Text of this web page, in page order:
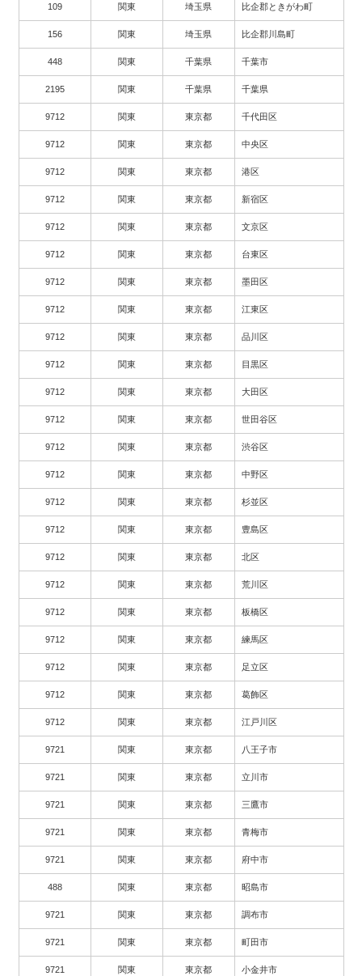
109 関東 埼玉県 比企郡ときがわ町
156 関東 埼玉県 比企郡川島町
448 関東 千葉県 千葉市
2195 関東 千葉県 千葉県
9712 関東 東京都 千代田区
9712 関東 東京都 中央区
9712 関東 東京都 港区
9712 関東 東京都 新宿区
9712 関東 東京都 文京区
9712 関東 東京都 台東区
9712 関東 東京都 墨田区
9712 関東 東京都 江東区
9712 関東 東京都 品川区
9712 関東 東京都 目黒区
9712 関東 東京都 大田区
9712 関東 東京都 世田谷区
9712 関東 東京都 渋谷区
9712 関東 東京都 中野区
9712 関東 東京都 杉並区
9712 関東 東京都 豊島区
9712 関東 東京都 北区
9712 関東 東京都 荒川区
9712 関東 東京都 板橋区
9712 関東 東京都 練馬区
9712 関東 東京都 足立区
9712 関東 東京都 葛飾区
9712 関東 東京都 江戸川区
9721 関東 東京都 八王子市
9721 関東 東京都 立川市
9721 関東 東京都 三鷹市
9721 関東 東京都 青梅市
9721 関東 東京都 府中市
488 関東 東京都 昭島市
9721 関東 東京都 調布市
9721 関東 東京都 町田市
9721 関東 東京都 小金井市